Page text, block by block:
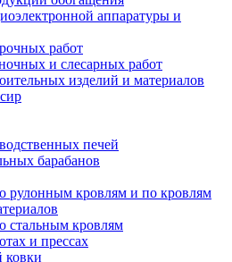
аппаратуры и
работ
и слесарных работ
изделий и материалов
печей
барабанов
рулонным кровлям и по кровлям
стальным кровлям
и прессах
ковки